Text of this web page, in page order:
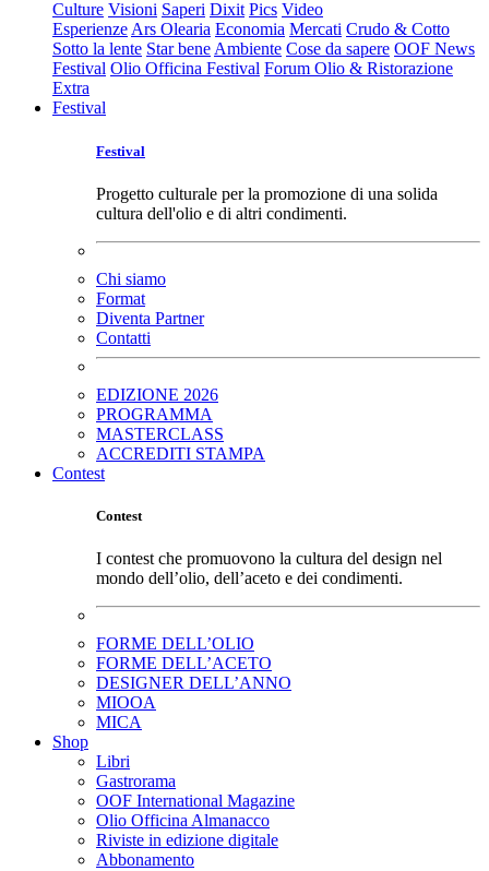
Culture Visioni Saperi Dixit Pics Video
Esperienze Ars Olearia Economia Mercati Crudo & Cotto
Sotto la lente Star bene Ambiente Cose da sapere OOF News
Festival Olio Officina Festival Forum Olio & Ristorazione
Extra
Festival
Festival
Progetto culturale per la promozione di una solida
cultura dell'olio e di altri condimenti.
Chi siamo
Format
Diventa Partner
Contatti
EDIZIONE 2026
PROGRAMMA
MASTERCLASS
ACCREDITI STAMPA
Contest
Contest
I contest che promuovono la cultura del design nel
mondo dell’olio, dell’aceto e dei condimenti.
FORME DELL’OLIO
FORME DELL’ACETO
DESIGNER DELL’ANNO
MIOOA
MICA
Shop
Libri
Gastrorama
OOF International Magazine
Olio Officina Almanacco
Riviste in edizione digitale
Abbonamento